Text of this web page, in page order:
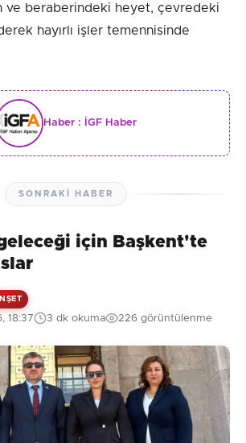
ve beraberindeki heyet, çevredeki
hayırlı işler temennisinde
Haber : İGF Haber
SONRAKI HABER
için Başkent'te
18:37 3 dk okuma 226 görüntülenme